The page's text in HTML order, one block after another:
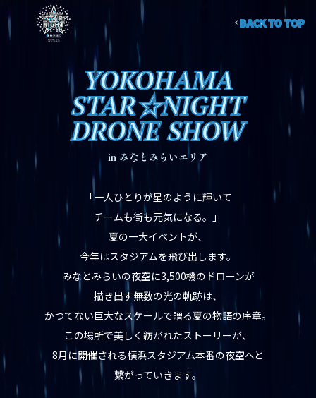
BACK TO TOP
GAME INFO
THEME
UNIFORM
MOVIE
EVENTS
GOODS
FOOD
YOKOHAMA
STAR☆NIGHT
DRONE SHOW
in みなとみらいエリア
「一人ひとりが星のように輝いて
チームも街も元気になる。」
夏の一大イベントが、
今年はスタジアムを飛び出します。
みなとみらいの夜空に3,500機のドローンが
描き出す無数の光の軌跡は、
かつてない巨大なスケールで贈る夏の物語の序章。
この場所で美しく紡がれたストーリーが、
8月に開催される横浜スタジアム本番の夜空へと
繋がっていきます。